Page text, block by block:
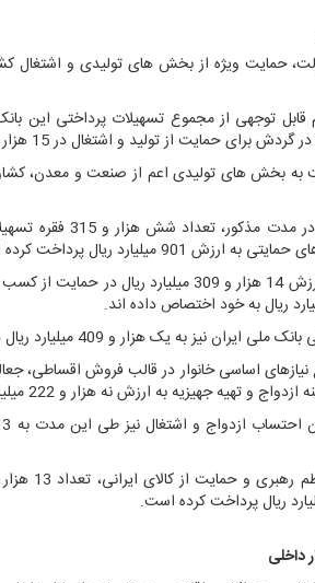
حمایت ویژه از بخش های تولیدی و اشتغال
توجهی از مجموع تسهیلات پرداختی این
سرمایه ثابت به بخش های تولیدی اعم از صنعت و
بانک ملی ایران در
ریال پرداخت کرده است.
هزار و 409 میلیارد ریال در 149 فقره می رسد.
داخلی